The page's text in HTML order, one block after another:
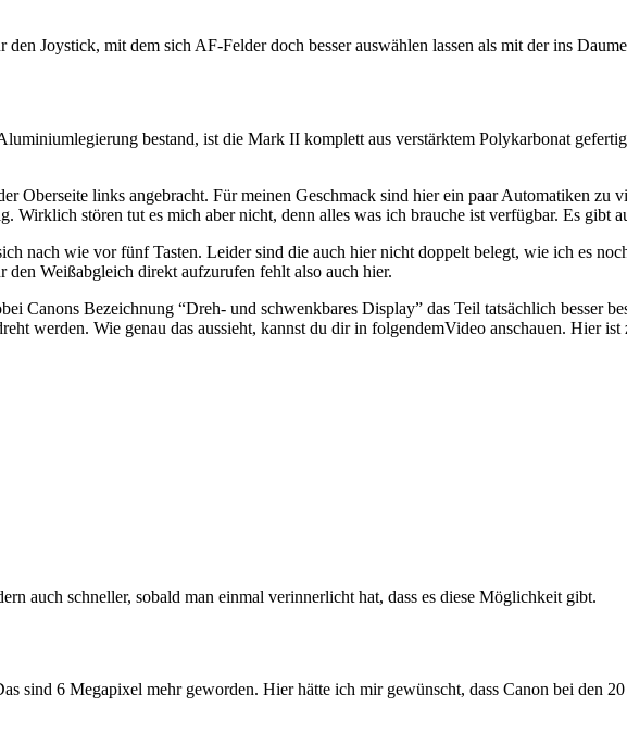
Joystick, mit dem sich AF-Felder doch besser auswählen lassen als mit der ins
bestand, ist die Mark II komplett aus verstärktem Polykarbonat
Oberseite links angebracht. Für meinen Geschmack sind hier ein paar Automatiken zu
Wirklich stören tut es mich aber nicht, denn alles was ich brauche ist verfügbar. Es gibt
nach wie vor fünf Tasten. Leider sind die auch hier nicht doppelt belegt, wie ich es
Weißabgleich direkt aufzurufen fehlt also auch hier.
Canons Bezeichnung “Dreh- und schwenkbares Display” das Teil tatsächlich besser
werden. Wie genau das aussieht, kannst du dir in folgendemVideo anschauen. Hier ist
auch schneller, sobald man einmal verinnerlicht hat, dass es diese Möglichkeit gibt.
sind 6 Megapixel mehr geworden. Hier hätte ich mir gewünscht, dass Canon bei den